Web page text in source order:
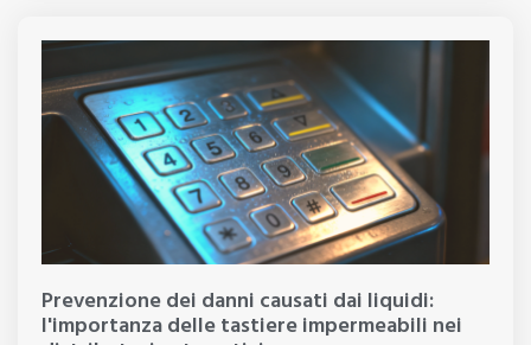
Prevenzione dei danni causati dai liquidi:
l'importanza delle tastiere impermeabili nei